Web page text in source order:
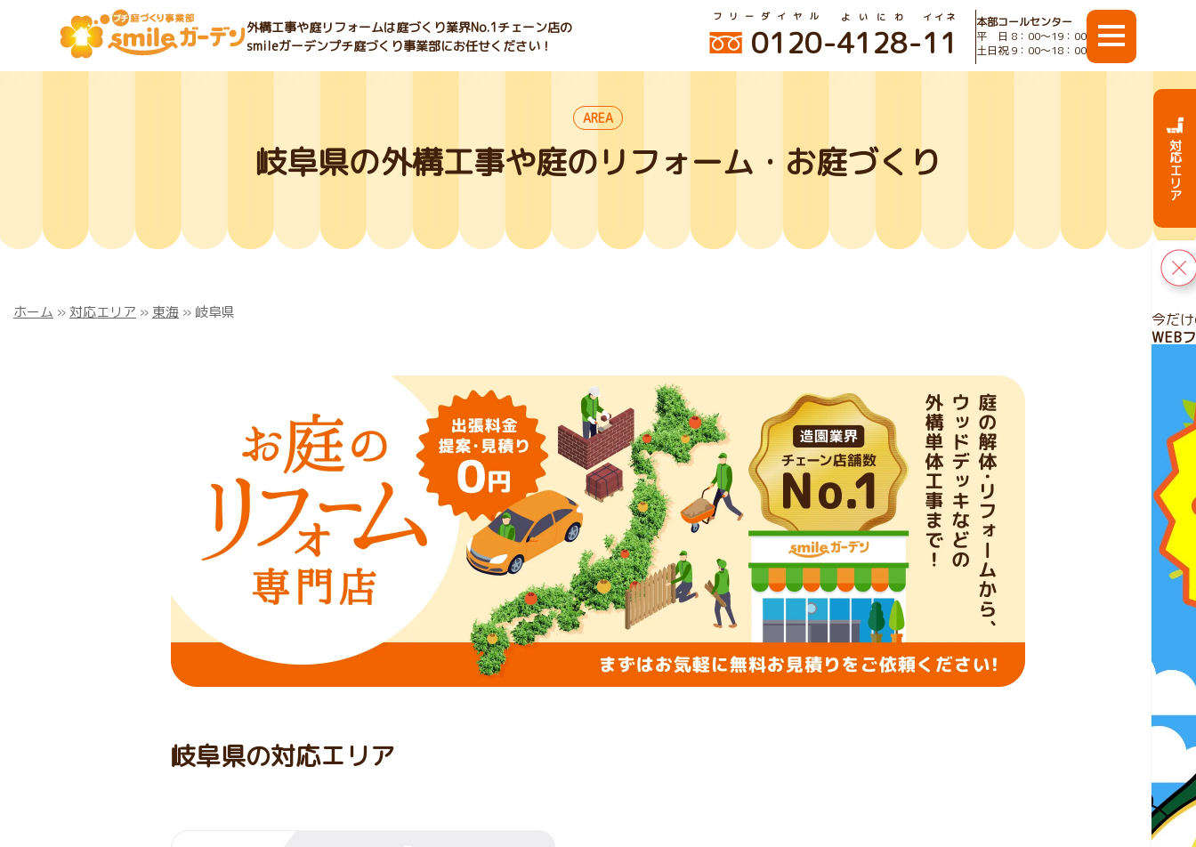
外構工事や庭リフォームは庭づくり業界No.1チェーン店の
smileガーデンプチ庭づくり事業部にお任せください！
0120
フリーダイヤル
-4128
よいにわ
-11
イイネ
本部コールセンター
平 日 8：00〜19：00
土日祝 9：00〜18：00
AREA
岐阜県の外構工事や庭のリフォーム・お庭づくり
ホーム »対応エリア » 東海 » 岐阜県
岐阜県の対応エリア
対応エリア
今だ
WEB